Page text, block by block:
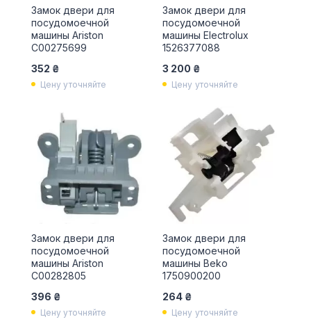
Замок двери для
посудомоечной
машины Ariston
C00275699
352 ₴
Цену уточняйте
Замок двери для
посудомоечной
машины Electrolux
1526377088
3 200 ₴
Цену уточняйте
Замок двери для
посудомоечной
машины Ariston
C00282805
396 ₴
Цену уточняйте
Замок двери для
посудомоечной
машины Beko
1750900200
264 ₴
Цену уточняйте